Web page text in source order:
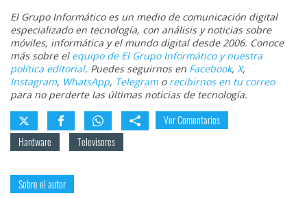
El Grupo Informático es un medio de comunicación digital
especializado en tecnología, con análisis y noticias sobre
móviles, informática y el mundo digital desde 2006. Conoce
más sobre el equipo de El Grupo Informático y nuestra
política editorial. Puedes seguirnos en Facebook, X,
Instagram, WhatsApp, Telegramo recibirnos en tu correo
para no perderte las últimas noticias de tecnología.
Ver Comentarios
Hardware
Televisores
Sobre el autor